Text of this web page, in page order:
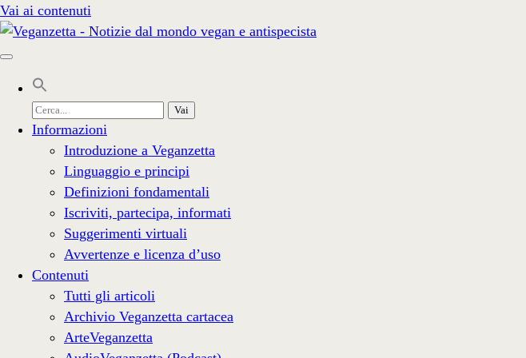
Vai ai contenuti
Cerca
per:
Informazioni
Introduzione a Veganzetta
Linguaggio e principi
Definizioni fondamentali
Iscriviti, partecipa, informati
Suggerimenti virtuali
Avvertenze e licenza d’uso
Contenuti
Tutti gli articoli
Archivio Veganzetta cartacea
ArteVeganzetta